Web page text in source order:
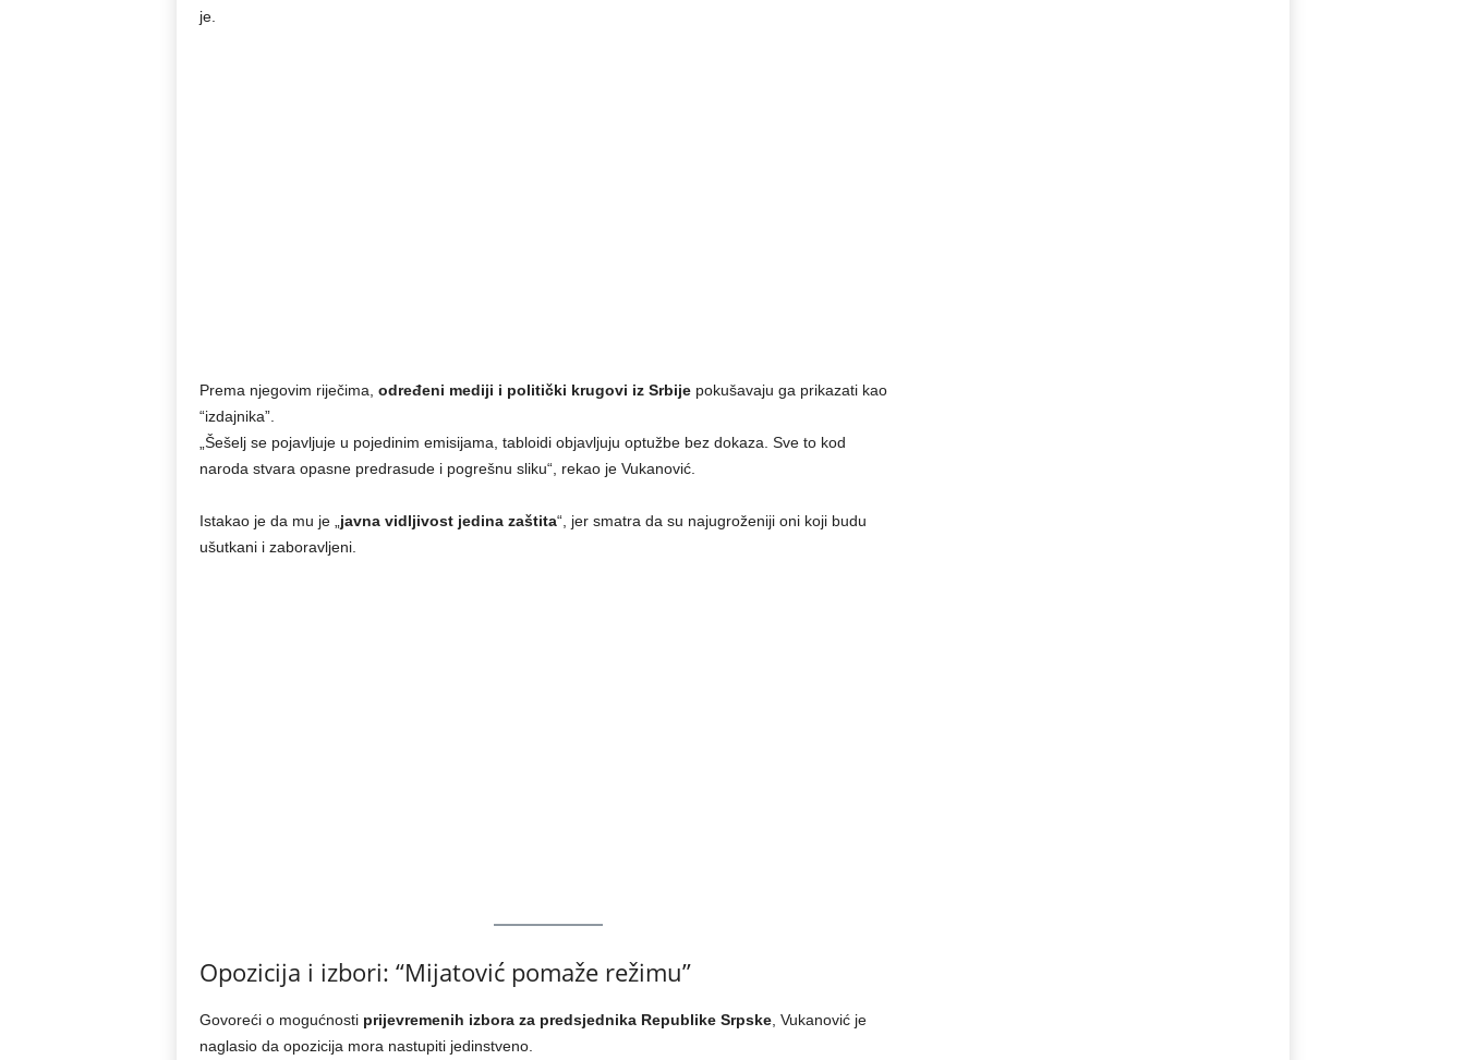
je.
Prema njegovim riječima, određeni mediji i politički krugovi iz Srbijepokušavaju ga prikazati kao
“izdajnika”.
„Šešelj se pojavljuje u pojedinim emisijama, tabloidi objavljuju optužbe bez dokaza. Sve to kod
naroda stvara opasne predrasude i pogrešnu sliku“, rekao je Vukanović.
Istakao je da mu je „ javna vidljivost jedina zaštita“, jer smatra da su najugroženiji oni koji budu
ušutkani i zaboravljeni.
Opozicija i izbori: “Mijatović pomaže režimu”
Govoreći o mogućnosti prijevremenih izbora za predsjednika Republike Srpske, Vukanović je
naglasio da opozicija mora nastupiti jedinstveno.